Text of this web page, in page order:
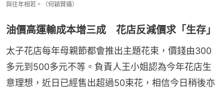
與往年相若。（何穎賢攝）
油價高運輸成本增三成 花店反減價求「生存」
太子花店每年母親節都會推出主題花束，價錢由300
多元到500多元不等。負責人王小姐認為今年花店生
意理想，近日已經售出超過50束花，相信今日稍後亦